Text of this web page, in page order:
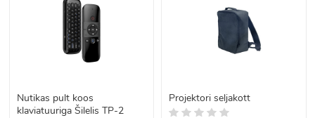
Nutikas pult koos
klaviatuuriga Šilelis TP-2
Projektori seljakott